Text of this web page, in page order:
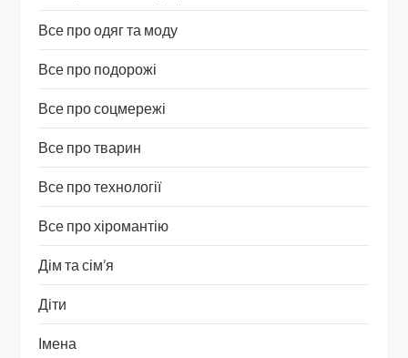
Все про одяг та моду
Все про подорожі
Все про соцмережі
Все про тварин
Все про технології
Все про хіромантію
Дім та сім’я
Діти
Імена